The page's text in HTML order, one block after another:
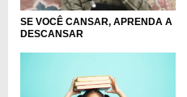
SE VOCÊ CANSAR, APRENDA A
DESCANSAR